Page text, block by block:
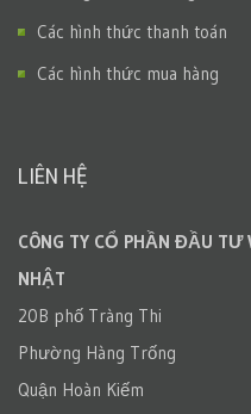
Các hình thức thanh toán
Các hình thức mua hàng
LIÊN HỆ
CÔNG TY CỔ PHẦN ĐẦU TƯ
NHẬT
20B phố Tràng Thi
Phường Hàng Trống
Quận Hoàn Kiếm